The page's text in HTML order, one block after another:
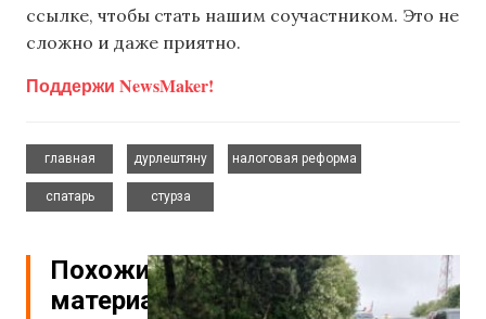
ссылке, чтобы стать нашим соучастником. Это не
сложно и даже приятно.
Поддержи NewsMaker!
главная
дурлештяну
налоговая реформа
спатарь
стурза
Похожие
материалы